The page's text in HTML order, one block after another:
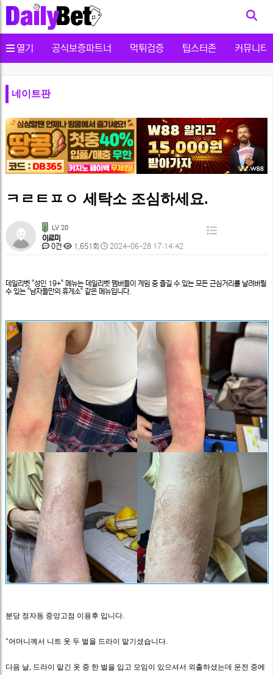
열기 공식보증파트너 먹튀검증 팁스터존 커뮤니티
네이트판
ㅋㄹㅌㅍㅇ 세탁소 조심하세요.
페
이
지
보
LV 20
이르미
댓
글
0건 조
회
1,651회 작
성
2024-06-28 17:14:42
목
록
데일리벳 "성인 19+" 메뉴는 데일리벳 맴버들이 게임 중 즐길 수 있는 모든 근심거리를 날려버릴
수 있는 "남자들만의 휴게소" 같은 메뉴입니다.
분당 정자동 중앙고점 이용후 입니다.
"어머니께서 니트 옷 두 벌을 드라이 맡기셨습니다.
다음 날, 드라이 맡긴 옷 중 한 벌을 입고 모임이 있으셔서 외출하셨는데 운전 중에